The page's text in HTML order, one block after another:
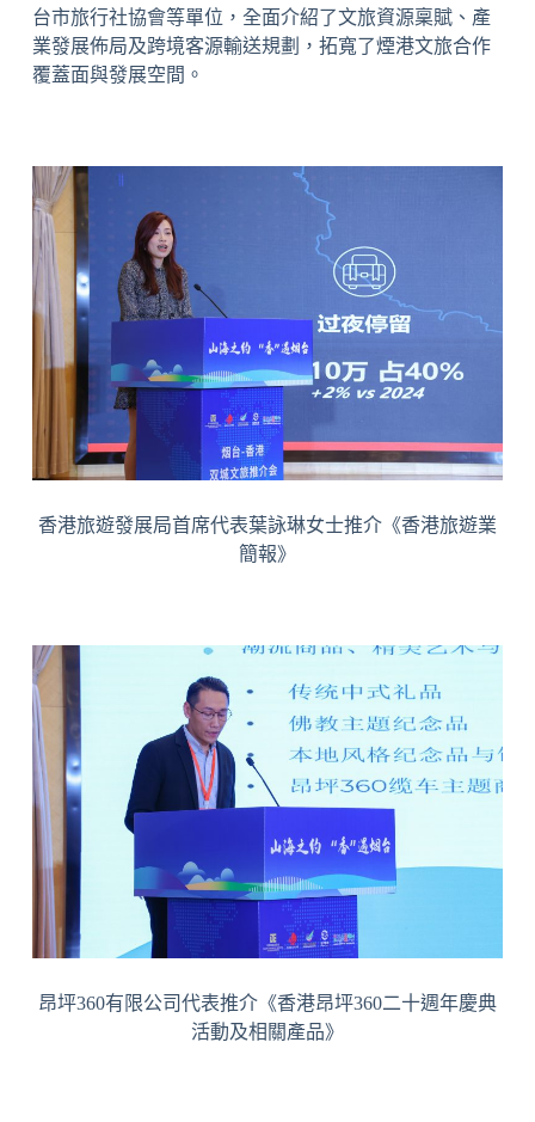
台市旅行社協會等單位，全面介紹了文旅資源稟賦、產
業發展佈局及跨境客源輸送規劃，拓寬了煙港文旅合作
覆蓋面與發展空間。
香港旅遊發展局首席代表葉詠琳女士推介《香港旅遊業
簡報》
昂坪360有限公司代表推介《香港昂坪360二十週年慶典
活動及相關產品》